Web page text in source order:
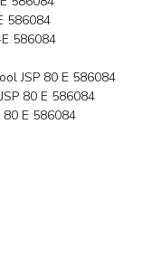
586084
586084
JSP 80 E 586084
80 E 586084
E 586084